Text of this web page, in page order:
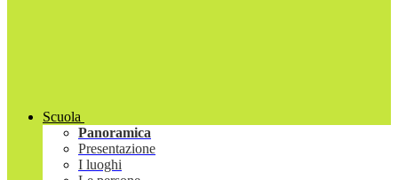
Scuola
Panoramica
Presentazione
I luoghi